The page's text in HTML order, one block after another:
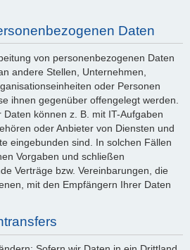
Daten
von personenbezogenen Daten
andere Stellen, Unternehmen,
oder Personen
ihnen gegenüber offengelegt werden.
können z. B. mit IT-Aufgaben
oder Anbieter von Diensten und
eingebunden sind. In solchen Fällen
Vorgaben und schließen
Verträge bzw. Vereinbarungen, die
mit den Empfängern Ihrer Daten